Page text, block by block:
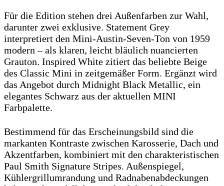
Für die Edition stehen drei Außenfarben zur Wahl,
darunter zwei exklusive. Statement Grey
interpretiert den Mini‑Austin‑Seven‑Ton von 1959
modern – als klaren, leicht bläulich nuancierten
Grauton. Inspired White zitiert das beliebte Beige
des Classic Mini in zeitgemäßer Form. Ergänzt wird
das Angebot durch Midnight Black Metallic, ein
elegantes Schwarz aus der aktuellen MINI
Farbpalette.
Bestimmend für das Erscheinungsbild sind die
markanten Kontraste zwischen Karosserie, Dach und
Akzentfarben, kombiniert mit den charakteristischen
Paul Smith Signature Stripes. Außenspiegel,
Kühlergrillumrandung und Radnabenabdeckungen